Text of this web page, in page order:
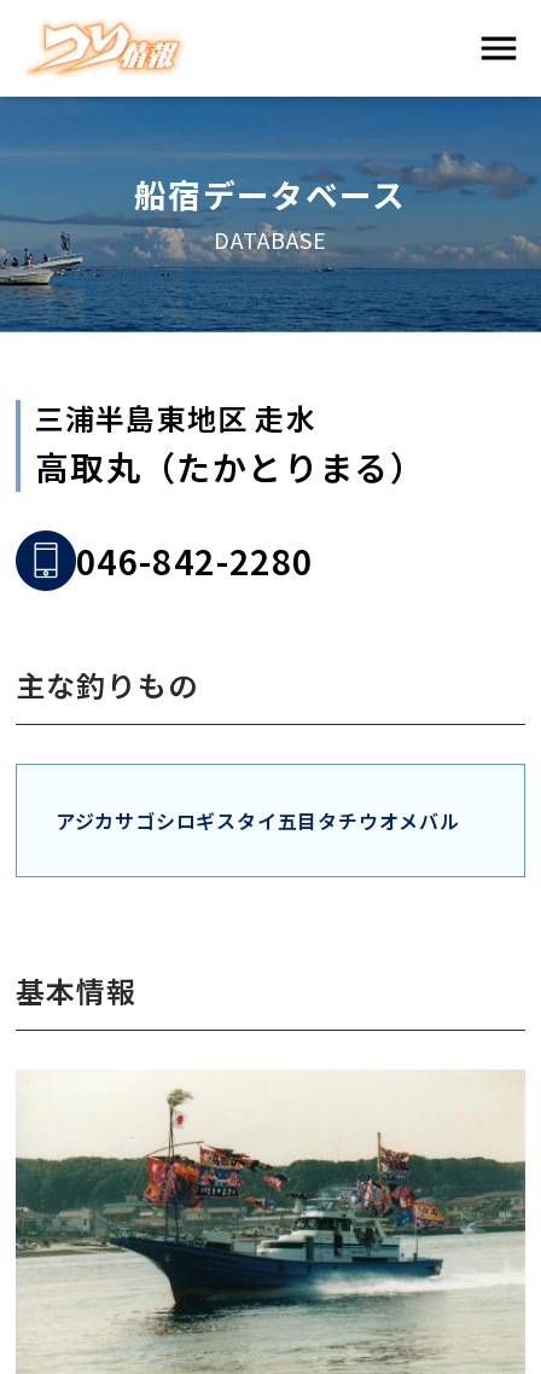
船宿データベース
DATABASE
三浦半島東地区 走水
高取丸（たかとりまる）
046-842-2280
主な釣りもの
アジカサゴシロギスタイ五目タチウオメバル
基本情報